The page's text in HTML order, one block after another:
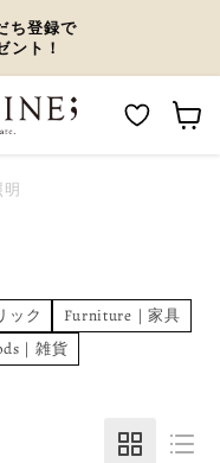
ち登録で
ント！
t
る
明
ック
Furniture｜家具
｜雑貨